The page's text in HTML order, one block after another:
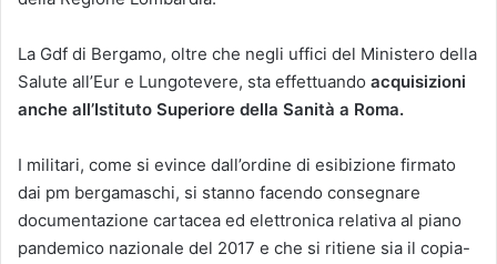
La Gdf di Bergamo, oltre che negli uffici del Ministero della
Salute all’Eur e Lungotevere, sta effettuando acquisizioni
anche all’Istituto Superiore della Sanità a Roma.
I militari, come si evince dall’ordine di esibizione firmato
dai pm bergamaschi, si stanno facendo consegnare
documentazione cartacea ed elettronica relativa al piano
pandemico nazionale del 2017 e che si ritiene sia il copia-